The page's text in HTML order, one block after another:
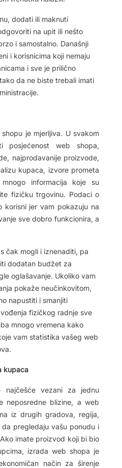
dodati ili maknuti
na upit ili nešto
i samostalno. Današnji
i korisnicima koji nemaju
i sve je prilično
da ne biste trebali imati
je mjerljiva. U svakom
posjećenost web shopa,
najprodavanije proizvode,
kupaca, izvore prometa
informacija koje su
fizičku trgovinu. Podaci o
korisni jer vam pokazuju na
sve dobro funkcionira, a
čak mogli i iznenaditi, pa
dodatan budžet za
oglašavanje. Ukoliko vam
pokaže neučinkovitom,
napustiti i smanjiti
fizičkog radnje sve
mnogo vremena kako
vam statistika vašeg web
kupaca
najčešće vezani za jednu
neposredne blizine, a web
iz drugih gradova, regija,
pregledaju vašu ponudu i
imate proizvod koji bi bio
izrada web shopa je
način za širenje